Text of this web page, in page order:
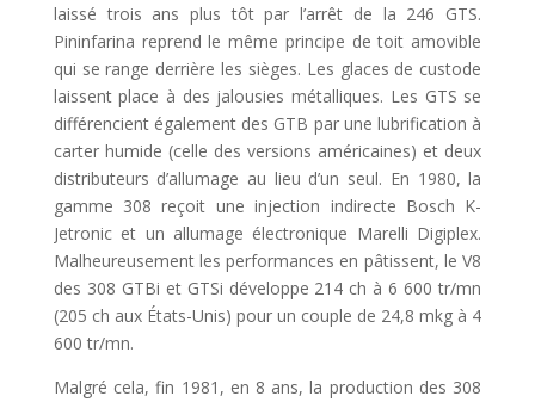
laissé trois ans plus tôt par l’arrêt de la 246 GTS.
Pininfarina reprend le même principe de toit amovible
qui se range derrière les sièges. Les glaces de custode
laissent place à des jalousies métalliques. Les GTS se
différencient également des GTB par une lubrification à
carter humide (celle des versions américaines) et deux
distributeurs d’allumage au lieu d’un seul. En 1980, la
gamme 308 reçoit une injection indirecte Bosch K-
Jetronic et un allumage électronique Marelli Digiplex.
Malheureusement les performances en pâtissent, le V8
des 308 GTBi et GTSi développe 214 ch à 6 600 tr/mn
(205 ch aux États-Unis) pour un couple de 24,8 mkg à 4
600 tr/mn.
Malgré cela, fin 1981, en 8 ans, la production des 308